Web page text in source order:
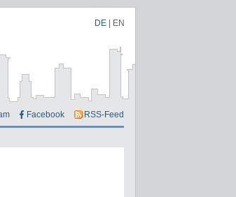
DE EN
Facebook RSS-Feed